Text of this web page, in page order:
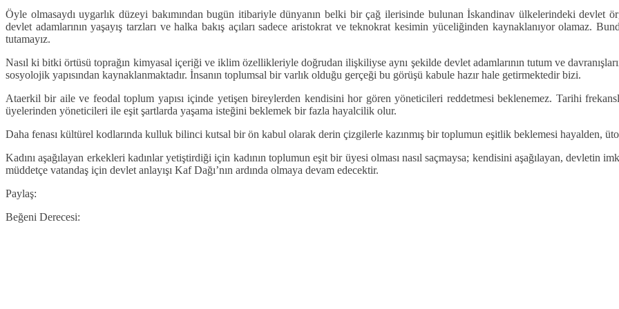
Öyle olmasaydı uygarlık düzeyi bakımından bugün itibariyle dünyanın belki bir çağ ilerisinde bulunan İskandinav ülkelerindeki devlet
devlet adamlarının yaşayış tarzları ve halka bakış açıları sadece aristokrat ve teknokrat kesimin yüceliğinden kaynaklanıyor olamaz.
tutamayız.
Nasıl ki bitki örtüsü toprağın kimyasal içeriği ve iklim özellikleriyle doğrudan ilişkiliyse aynı şekilde devlet adamlarının tutum ve
sosyolojik yapısından kaynaklanmaktadır. İnsanın toplumsal bir varlık olduğu gerçeği bu görüşü kabule hazır hale getirmektedir bizi.
Ataerkil bir aile ve feodal toplum yapısı içinde yetişen bireylerden kendisini hor gören yöneticileri reddetmesi beklenemez. Tarihi
üyelerinden yöneticileri ile eşit şartlarda yaşama isteğini beklemek bir fazla hayalcilik olur.
Daha fenası kültürel kodlarında kulluk bilinci kutsal bir ön kabul olarak derin çizgilerle kazınmış bir toplumun eşitlik beklemesi hayalden,
Kadını aşağılayan erkekleri kadınlar yetiştirdiği için kadının toplumun eşit bir üyesi olması nasıl saçmaysa; kendisini aşağılayan, devletin
müddetçe vatandaş için devlet anlayışı Kaf Dağı’nın ardında olmaya devam edecektir.
Paylaş:
Beğeni Derecesi: